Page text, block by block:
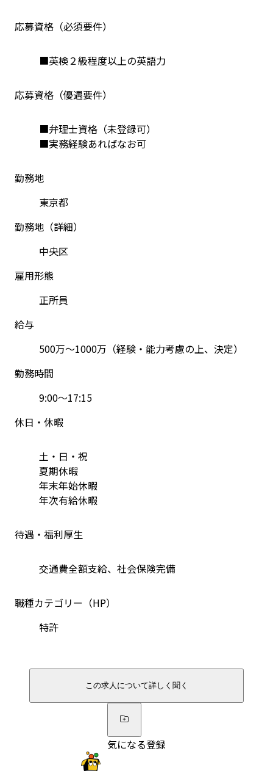
応募資格（必須要件）
■英検２級程度以上の英語力
応募資格（優遇要件）
■弁理士資格（未登録可）
■実務経験あればなお可
勤務地
東京都
勤務地（詳細）
中央区
雇用形態
正所員
給与
500万～1000万（経験・能力考慮の上、決定）
勤務時間
9:00〜17:15
休日・休暇
土・日・祝
夏期休暇
年末年始休暇
年次有給休暇
待遇・福利厚生
交通費全額支給、社会保険完備
職種カテゴリー（HP）
特許
この求人について詳しく聞く
気になる登録